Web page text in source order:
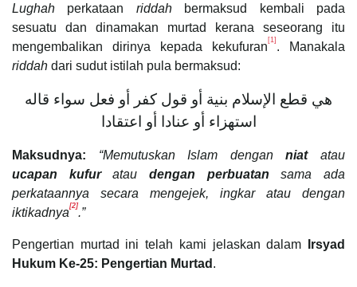
Lughah perkataan riddahbermaksud kembali pada
sesuatu dan dinamakan murtad kerana seseorang itu
mengembalikan dirinya kepada kekufuran [1] . Manakala
riddah dari sudut istilah pula bermaksud:
هي قطع الإسلام بنية أو قول كفر أو فعل سواء قاله
استهزاء أو عنادا أو اعتقادا
Maksudnya: “Memutuskan Islam denganniatatau
ucapan kufurataudengan perbuatan sama ada
perkataannya secara mengejek, ingkar atau dengan
iktikadnya[2].”
Pengertian murtad ini telah kami jelaskan dalam
Irsyad
Hukum Ke-25: Pengertian Murtad .